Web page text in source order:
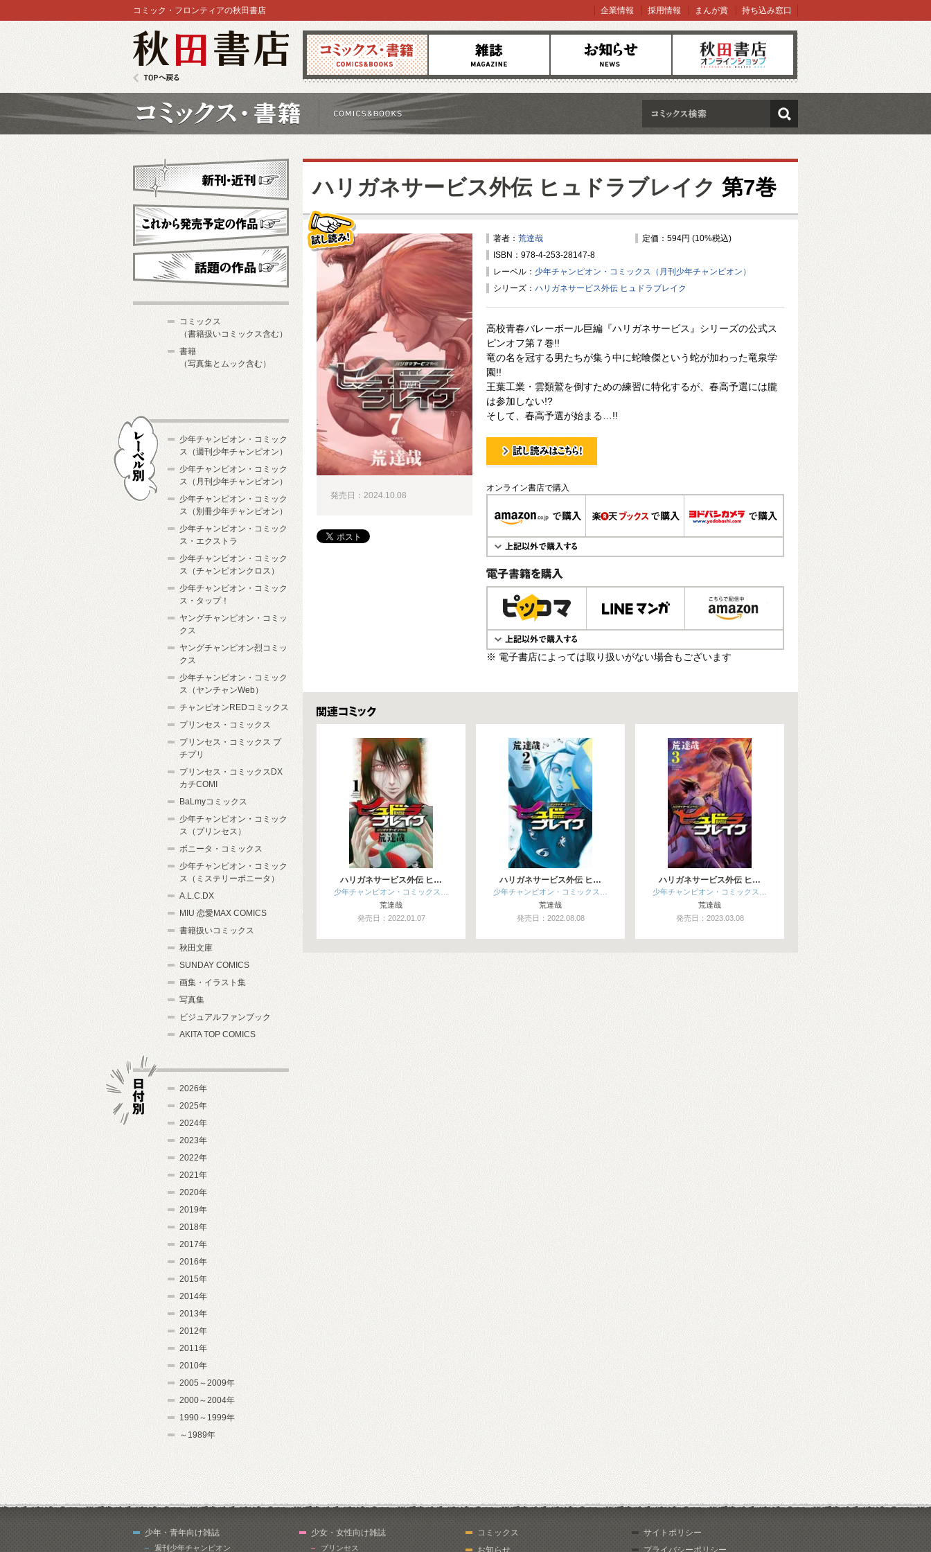
コミックス 雑誌 お知らせ オンラインショップ
コミック・フロンティアの秋田書店 企業情報 採用情報 まんが賞 持ち込み窓口
検索
ハリガネサービス外伝 ヒュドラブレイク 第7巻
著者： 荒達哉
定価：594円 (10%税込)
ISBN：978-4-253-28147-8
レーベル： 少年チャンピオン・コミックス（月刊少年チャンピオン）
シリーズ： ハリガネサービス外伝 ヒュドラブレイク
高校青春バレーボール巨編『ハリガネサービス』シリーズの公式ス
ピンオフ第７巻!!
竜の名を冠する男たちが集う中に蛇喰傑という蛇が加わった竜泉学
園!!
王葉工業・雲類鷲を倒すための練習に特化するが、春高予選には朧
は参加しない!?
そして、春高予選が始まる…!!
試し読み！
オンライン書店で購入
電子書籍で購入
※ 電子書店によっては取り扱いがない場合もございます
発売日：2024.10.08
関連コミックス
ハリガネサービス外伝 ヒ…
少年チャンピオン・コミックス…
荒達哉
発売日：2022.01.07
ハリガネサービス外伝 ヒ…
少年チャンピオン・コミックス…
荒達哉
発売日：2022.08.08
ハリガネサービス外伝 ヒ…
少年チャンピオン・コミックス…
荒達哉
発売日：2023.03.08
新刊・近刊
これから発売予定
コミックス
（書籍扱いコミックス含む）
書籍
（写真集とムック含む）
少年チャンピオン・コミック
ス（週刊少年チャンピオン）
少年チャンピオン・コミック
ス（月刊少年チャンピオン）
少年チャンピオン・コミック
ス（別冊少年チャンピオン）
少年チャンピオン・コミック
ス・エクストラ
少年チャンピオン・コミック
ス（チャンピオンクロス）
少年チャンピオン・コミック
ス・タップ！
ヤングチャンピオン・コミッ
クス
ヤングチャンピオン烈コミッ
クス
少年チャンピオン・コミック
ス（ヤンチャンWeb）
チャンピオンREDコミックス
プリンセス・コミックス
プリンセス・コミックス プ
チプリ
プリンセス・コミックスDX
カチCOMI
BaLmyコミックス
少年チャンピオン・コミック
ス（プリンセス）
ボニータ・コミックス
少年チャンピオン・コミック
ス（ミステリーボニータ）
A.L.C.DX
MIU 恋愛MAX COMICS
書籍扱いコミックス
秋田文庫
SUNDAY COMICS
画集・イラスト集
写真集
ビジュアルファンブック
AKITA TOP COMICS
2026年
2025年
2024年
2023年
2022年
2021年
2020年
2019年
2018年
2017年
2016年
2015年
2014年
2013年
2012年
2011年
2010年
2005～2009年
2000～2004年
1990～1999年
～1989年
少年・青年向け雑誌
週刊少年チャンピオン
少女・女性向け雑誌
プリンセス
コミックス
お知らせ
サイトポリシー
プライバシーポリシー